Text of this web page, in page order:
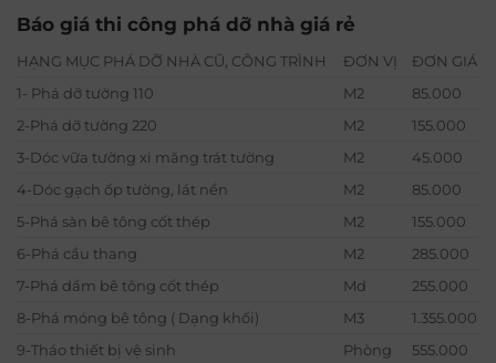
Báo giá thi công phá dỡ nhà giá rẻ
HẠNG MỤC PHÁ DỠ NHÀ CŨ, CÔNG TRÌNH ĐƠN VỊ
ĐƠN GIÁ
1- Phá dỡ tường 110
M2
85.000
2-Phá dỡ tường 220
M2
155.000
3-Dóc vữa tường xi măng trát tường
M2
45.000
4-Dóc gạch ốp tường, lát nền
M2
85.000
5-Phá sàn bê tông cốt thép
M2
155.000
6-Phá cầu thang
M2
285.000
7-Phá dầm bê tông cốt thép
Md
255.000
8-Phá móng bê tông ( Dạng khối)
M3
1.355.000
9-Tháo thiết bị vệ sinh
Phòng
555.000